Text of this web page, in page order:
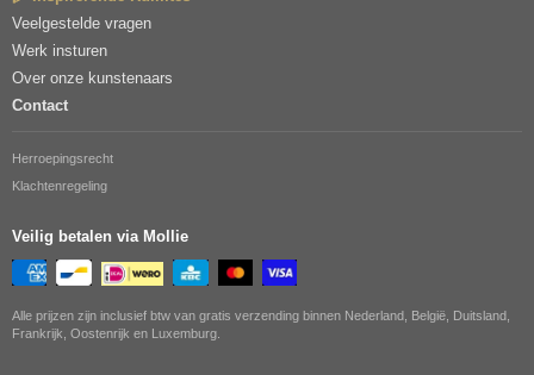
Veelgestelde vragen
Werk insturen
Over onze kunstenaars
Contact
Herroepingsrecht
Klachtenregeling
Veilig betalen via Mollie
Alle prijzen zijn inclusief btw van gratis verzending binnen Nederland, België, Duitsland,
Frankrijk, Oostenrijk en Luxemburg.